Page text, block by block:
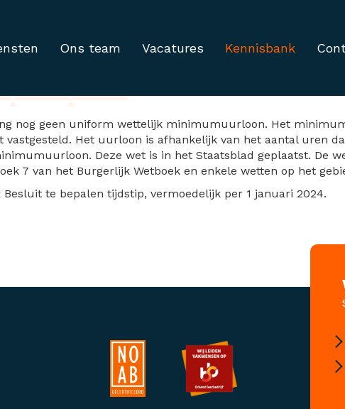
Ons team Vacatures Kennisbank
in
nog geen uniform wettelijk minimumuurloon. Het
Het uurloon is afhankelijk van het aantal uren
Deze wet is in het Staatsblad geplaatst. De
7 van het Burgerlijk Wetboek en enkele wetten op het
te bepalen tijdstip, vermoedelijk per 1 januari 2024.